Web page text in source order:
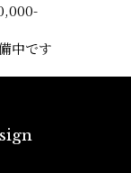
中です